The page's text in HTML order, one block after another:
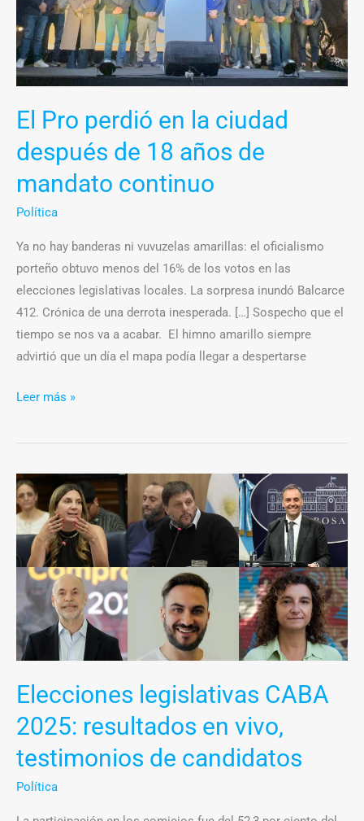
El Pro perdió en la ciudad
después de 18 años de
mandato continuo
Política
Ya no hay banderas ni vuvuzelas amarillas: el oficialismo
porteño obtuvo menos del 16% de los votos en las
elecciones legislativas locales. La sorpresa inundó Balcarce
412. Crónica de una derrota inesperada. […] Sospecho que el
tiempo se nos va a acabar. El himno amarillo siempre
advirtió que un día el mapa podía llegar a despertarse
ciudad
después
de
18
años
de
mandato
Leer más »
Elecciones legislativas CABA
2025: resultados en vivo,
testimonios de candidatos
Política
Elecciones
legislativas
CABA
2025:
resultados
en
vivo,
testimonios
de
candidatos